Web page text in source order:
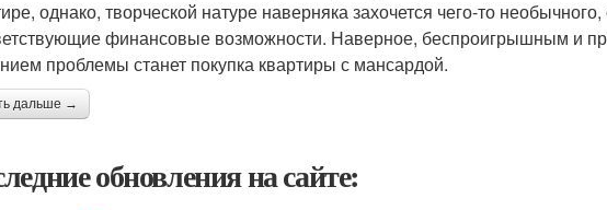
однако, творческой натуре наверняка захочется чего-то
финансовые возможности. Наверное, беспроигрышным и
проблемы станет покупка квартиры с мансардой.
дальше →
обновления на сайте: